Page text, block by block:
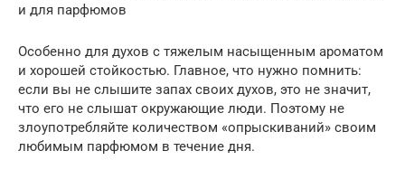
и для парфюмов
Особенно для духов с тяжелым насыщенным ароматом
и хорошей стойкостью. Главное, что нужно помнить:
если вы не слышите запах своих духов, это не значит,
что его не слышат окружающие люди. Поэтому не
злоупотребляйте количеством «опрыскиваний» своим
любимым парфюмом в течение дня.